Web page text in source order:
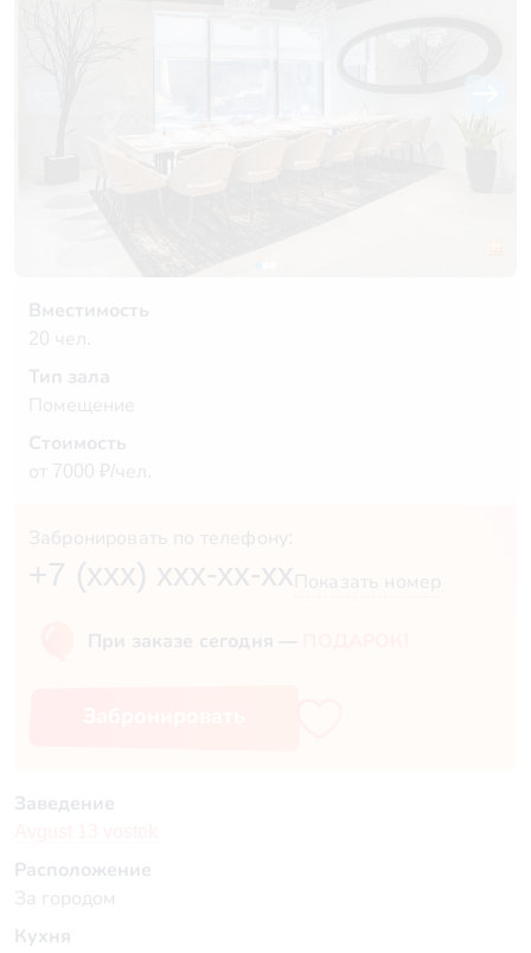
Вместимость
20 чел.
Тип зала
Помещение
Стоимость
от 7000 ₽/чел.
Забронировать по телефону:
+7 (xxx) xxx-xx-xx Показать номер
При заказе сегодня —
Заведение
Расположение
За городом
Кухня